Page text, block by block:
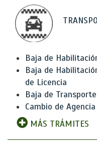
Baja de
Baja de
de Licencia
Baja de
Cambio de
MÁS TRÁMITES